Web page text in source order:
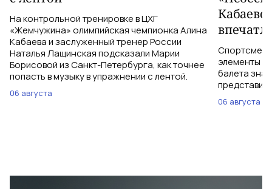
На контрольной тренировке в ЦХГ
«Жемчужина» олимпийская чемпионка Алина
Кабаева и заслуженный тренер России
Наталья Лащинская подсказали Марии
Борисовой из Санкт-Петербурга, как точнее
попасть в музыку в упражнении с лентой.
06 августа
элементы
балета
06 августа